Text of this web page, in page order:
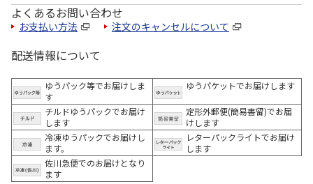
よくあるお問い合わせ
お支払い方法 注文のキャンセルについて
配送情報について
ゆうパック等でお届けしま
す
ゆうパケットでお届けします
チルドゆうパックでお届け
します
定形外郵便(簡易書留)でお届
けします
冷凍ゆうパックでお届けし
ます。
レターパックライトでお届け
します
佐川急便でのお届けとなり
ます